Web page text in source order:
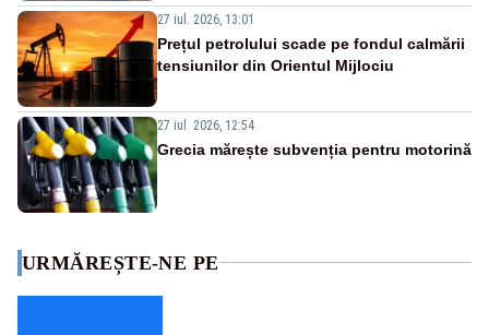
27 iul. 2026, 13:01
Prețul petrolului scade pe fondul calmării
tensiunilor din Orientul Mijlociu
27 iul. 2026, 12:54
Grecia mărește subvenția pentru motorină
URMĂREȘTE-NE PE